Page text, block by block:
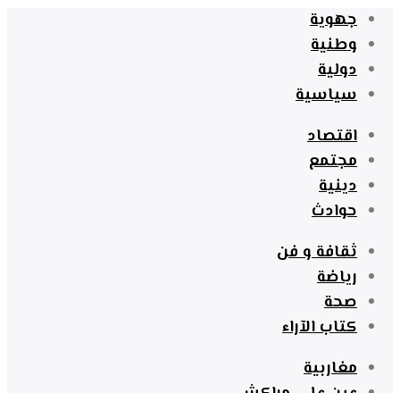
جهوية
وطنية
دولية
سياسية
اقتصاد
مجتمع
دينية
حوادث
ثقافة و فن
رياضة
صحة
كتاب الآراء
مغاربية